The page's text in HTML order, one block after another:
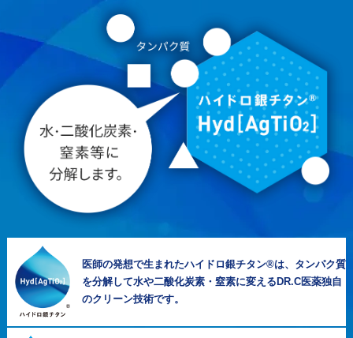
医師の発想で生まれたハイドロ銀チタン®は、タンパク質
を分解して水や二酸化炭素・窒素に変えるDR.C医薬独自
のクリーン技術です。